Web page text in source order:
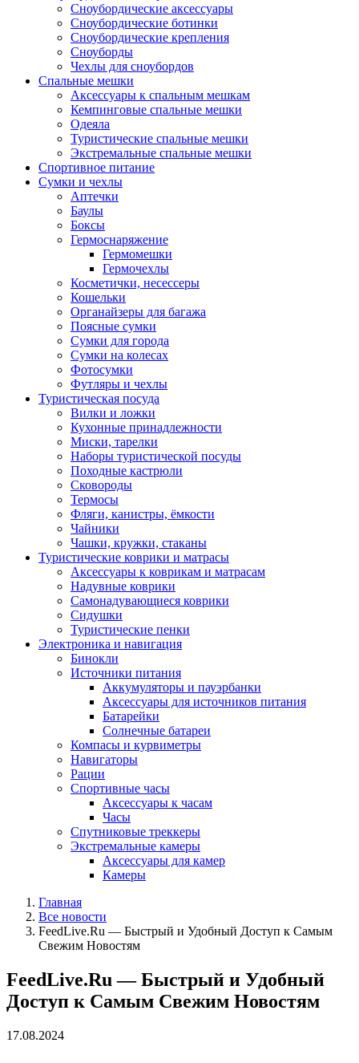
Сноубордические аксессуары
Сноубордические ботинки
Сноубордические крепления
Сноуборды
Чехлы для сноубордов
Спальные мешки
Аксессуары к спальным мешкам
Кемпинговые спальные мешки
Одеяла
Туристические спальные мешки
Экстремальные спальные мешки
Спортивное питание
Сумки и чехлы
Аптечки
Баулы
Боксы
Гермоснаряжение
Гермомешки
Гермочехлы
Косметички, несессеры
Кошельки
Органайзеры для багажа
Поясные сумки
Сумки для города
Сумки на колесах
Фотосумки
Футляры и чехлы
Туристическая посуда
Вилки и ложки
Кухонные принадлежности
Миски, тарелки
Наборы туристической посуды
Походные кастрюли
Сковороды
Термосы
Фляги, канистры, ёмкости
Чайники
Чашки, кружки, стаканы
Туристические коврики и матрасы
Аксессуары к коврикам и матрасам
Надувные коврики
Самонадувающиеся коврики
Сидушки
Туристические пенки
Электроника и навигация
Бинокли
Источники питания
Аккумуляторы и пауэрбанки
Аксессуары для источников питания
Батарейки
Солнечные батареи
Компасы и курвиметры
Навигаторы
Рации
Спортивные часы
Аксессуары к часам
Часы
Спутниковые треккеры
Экстремальные камеры
Аксессуары для камер
Камеры
Главная
Все новости
FeedLive.Ru — Быстрый и Удобный Доступ к Самым
Свежим Новостям
FeedLive.Ru — Быстрый и Удобный
Доступ к Самым Свежим Новостям
17.08.2024